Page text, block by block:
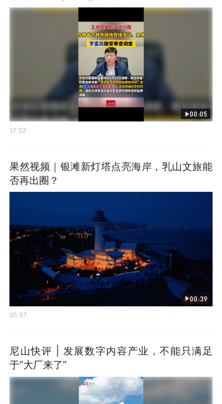
00:05
17:52
果然视频｜银滩新灯塔点亮海岸，乳山文旅能
否再出圈？
00:39
05:57
尼山快评 | 发展数字内容产业，不能只满足
于“大厂来了”